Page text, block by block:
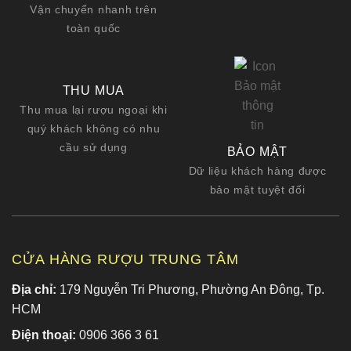
Vận chuyển nhanh trên
toàn quốc
THU MUA
Thu mua lại rượu ngoại khi
quý khách không có nhu
cầu sử dụng
BẢO MẬT
Dữ liệu khách hàng được
bảo mật tuyệt đối
CỬA HÀNG RƯỢU TRUNG TÂM
Địa chỉ: 179 Nguyễn Tri Phương, Phường An Đông, Tp.
HCM
Điện thoại: 0906 366 3 61